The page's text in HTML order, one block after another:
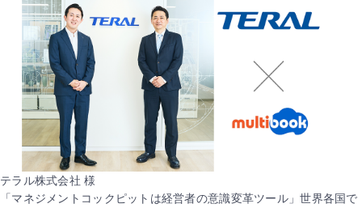
テラル株式会社 様
「マネジメントコックピットは経営者の意識変革ツール」世界各国で